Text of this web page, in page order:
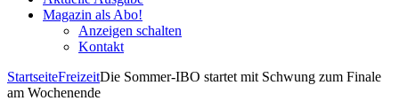
Magazin als Abo!
Anzeigen schalten
Kontakt
StartseiteFreizeitDie Sommer-IBO startet mit Schwung zum Finale
am Wochenende